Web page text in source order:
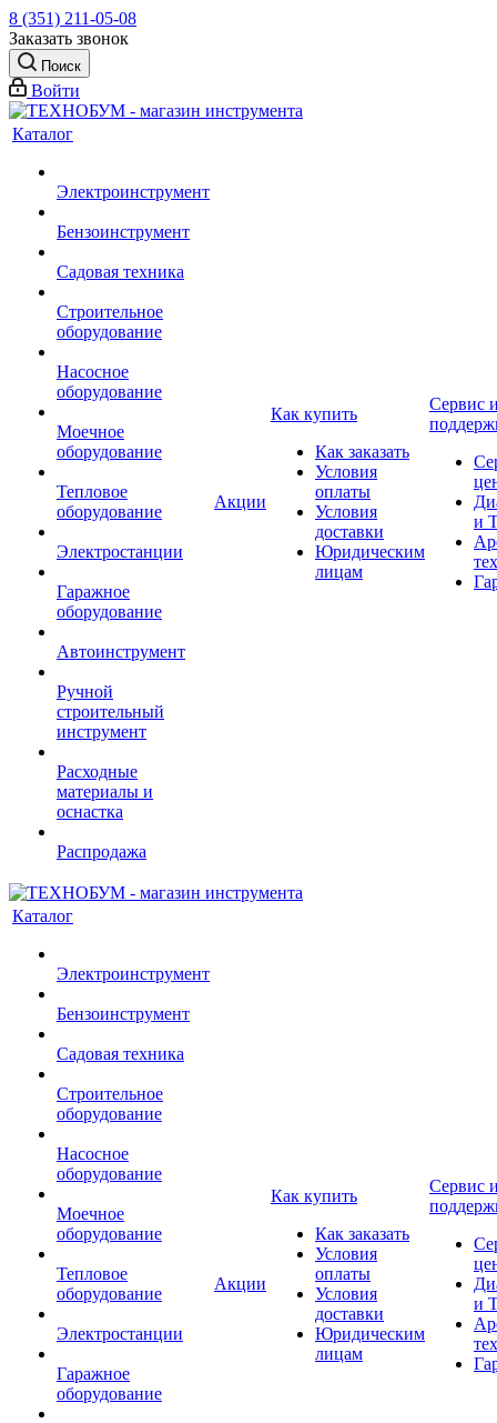
8 (351) 211-05-08
Заказать звонок
Поиск
Войти
Каталог
Электроинструмент
Бензоинструмент
Садовая техника
Строительное
оборудование
Насосное
оборудование
Моечное
оборудование
Тепловое
оборудование
Электростанции
Гаражное
оборудование
Автоинструмент
Ручной
строительный
инструмент
Расходные
материалы и
оснастка
Распродажа
Акции
Как купить
Как заказать
Условия
оплаты
Условия
доставки
Юридическим
лицам
Сервис
и
Каталог
Электроинструмент
Бензоинструмент
Садовая техника
Строительное
оборудование
Насосное
оборудование
Моечное
оборудование
Тепловое
оборудование
Электростанции
Гаражное
оборудование
Акции
Как купить
Как заказать
Условия
оплаты
Условия
доставки
Юридическим
лицам
Сервис
и